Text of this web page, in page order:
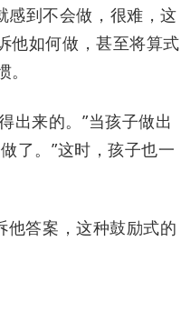
感到不会做，很难，这
他如何做，甚至将算式
出来的。”当孩子做出
了。”这时，孩子也一
他答案，这种鼓励式的